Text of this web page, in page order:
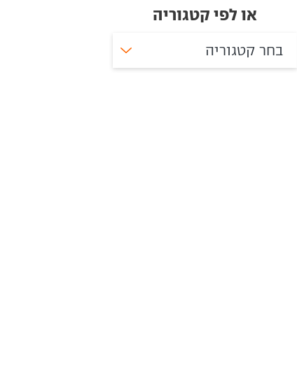
או לפי קטגוריה
בחר קטגוריה